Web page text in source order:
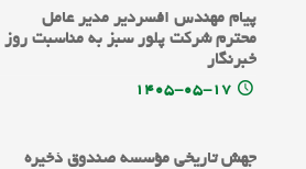
پیام مهندس افسردیر مدیر عامل
محترم شرکت پلور سبز به مناسبت روز
خبرنگار
۱۴۰۵-۰۵-۱۷
جهش تاریخی مؤسسه صندوق ذخیره